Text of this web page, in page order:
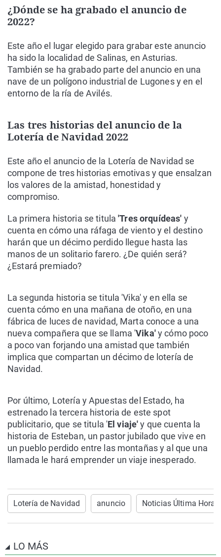
¿Dónde se ha grabado el anuncio de
2022?
Este año el lugar elegido para grabar este anuncio
ha sido la localidad de Salinas, en Asturias.
También se ha grabado parte del anuncio en una
nave de un polígono industrial de Lugones y en el
entorno de la ría de Avilés.
Las tres historias del anuncio de la
Lotería de Navidad 2022
Este año el anuncio de la Lotería de Navidad se
compone de tres historias emotivas y que ensalzan
los valores de la amistad, honestidad y
compromiso.
La primera historia se titula'Tres orquídeas' y
cuenta en cómo una ráfaga de viento y el destino
harán que un décimo perdido llegue hasta las
manos de un solitario farero. ¿De quién será?
¿Estará premiado?
La segunda historia se titula 'Vika' y en ella se
cuenta cómo en una mañana de otoño, en una
fábrica de luces de navidad, Marta conoce a una
nueva compañera que se llama 'Vika'y cómo poco
a poco van forjando una amistad que también
implica que compartan un décimo de lotería de
Navidad.
Por último, Lotería y Apuestas del Estado, ha
estrenado la tercera historia de este spot
publicitario, que se titula 'El viaje'y que cuenta la
historia de Esteban, un pastor jubilado que vive en
un pueblo perdido entre las montañas y al que una
llamada le hará emprender un viaje inesperado.
Lotería de Navidad anuncio Noticias Última Hora
LO MÁS